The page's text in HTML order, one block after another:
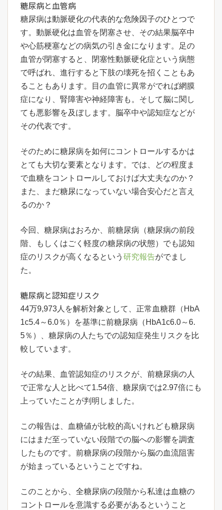
糖尿病と血管病
糖尿病は動脈硬化の代表的な危険因子のひとつで
す。動脈硬化は血管を閉塞させ、その結果脳卒中
や心筋梗塞などの病気の引き金になります。足の
血管が閉塞すると、閉塞性動脈硬化症という病態
で呼ばれ、進行すると下肢の壊死を招くこともあ
ることもあります。目の血管に異常がでれば網膜
症になり、腎障害や神経障害も。そして脳に関し
ても悪影響を及ぼします。脳卒中や認知症などが
その代表です。
そのために糖尿病を如何にコントロールするかは
とても大切な要素となります。では、どの程度ま
で血糖をコントロールしておけば大丈夫なのか？
また、まだ糖尿になっていない場合安心だと言え
るのか？
今回、糖尿病はおろか、前糖尿病（糖尿病の前段
階、もしくはごく軽度の糖尿病の状態）でも認知
症のリスクが高くなるという 研究報告がでまし
た。
糖尿病と認知症リスク
44万9,973人を解析対象として、正常血糖群（HbA
1c5.4～6.0％）を基準に前糖尿病（HbA1c6.0～6.
5％）、糖尿病の人たちでの認知症発生リスクを比
較しています。
その結果、血管認知症のリスクが、前糖尿病の人
で正常な人と比べて1.54倍、糖尿病では2.97倍にも
上っていたことが判明しました。
この報告は、血糖値が比較的高いけれども糖尿病
にはまだ至っていない段階での脳への影響を調査
したものです。前糖尿病の段階から脳の血流阻害
が始まっているということですね。
このことから、全糖尿病の段階から私達は血糖の
コントロールを意識する必要があるということ